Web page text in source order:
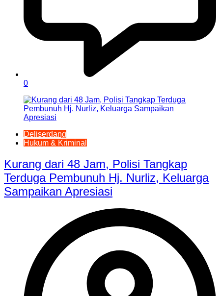
0
Deliserdang
Hukum & Kriminal
Kurang dari 48 Jam, Polisi Tangkap
Terduga Pembunuh Hj. Nurliz, Keluarga
Sampaikan Apresiasi